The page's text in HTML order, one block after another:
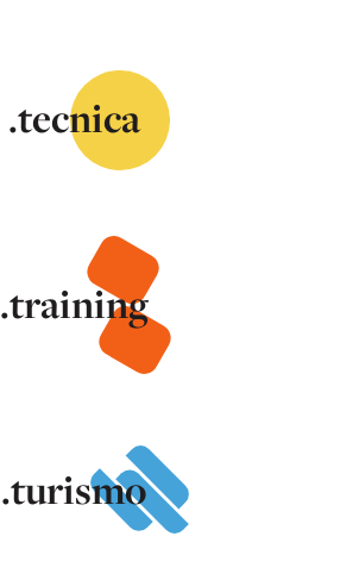
.tecnica
.training
.turismo